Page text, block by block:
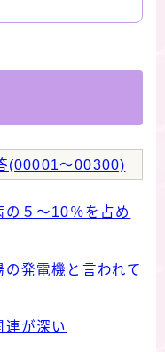
(00001～00300)
５～10％を占め
発電機と言われて
が深い